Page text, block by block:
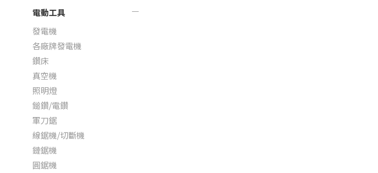
電動工具
發電機
各廠牌發電機
鑽床
真空機
照明燈
鎚鑽/電鑽
軍刀鋸
線鋸機/切斷機
鏈鋸機
圓鋸機